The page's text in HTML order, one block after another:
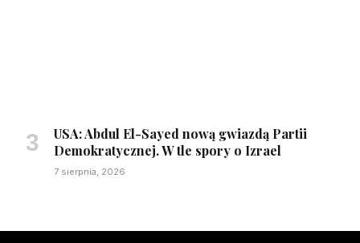
USA: Abdul El-Sayed nową gwiazdą Partii
Demokratycznej. W tle spory o Izrael
7 sierpnia, 2026